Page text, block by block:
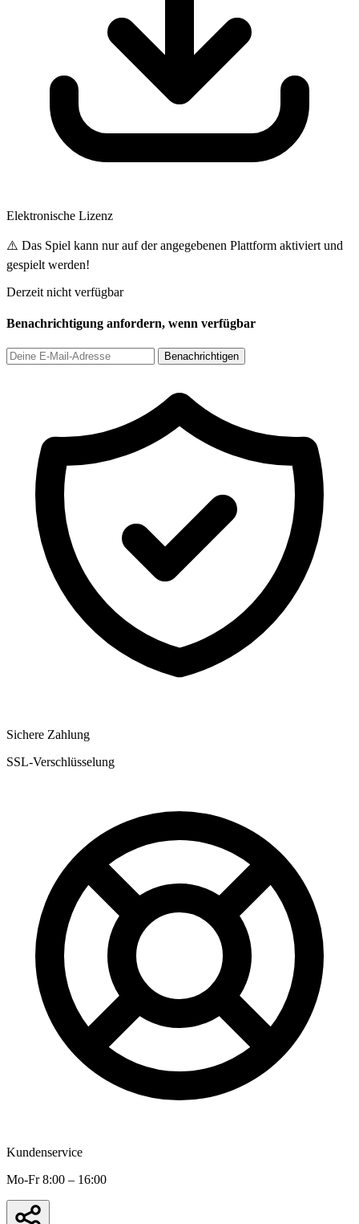
Elektronische Lizenz
⚠️ Das Spiel kann nur auf der angegebenen Plattform aktiviert und
gespielt werden!
Derzeit nicht verfügbar
Benachrichtigung anfordern, wenn verfügbar
Benachrichtigen
Sichere Zahlung
SSL-Verschlüsselung
Kundenservice
Mo-Fr 8:00 – 16:00